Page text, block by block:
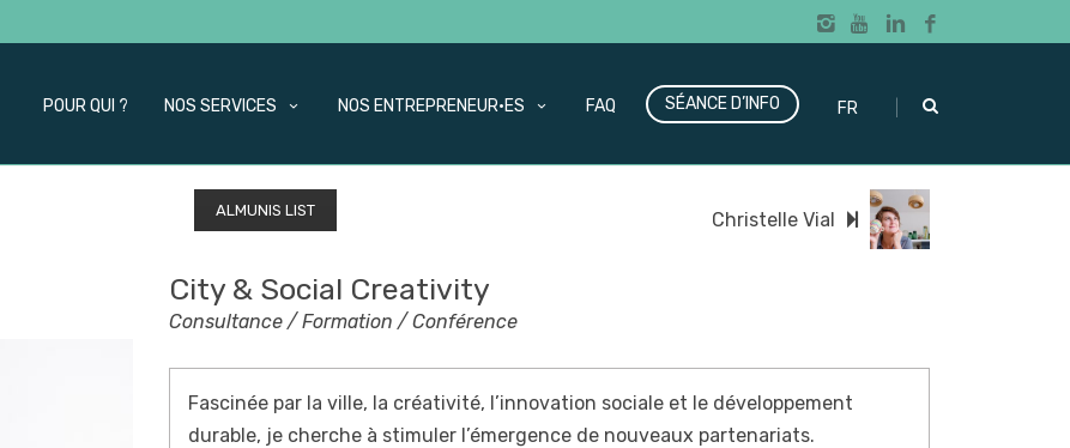
POUR QUI ? NOS SERVICES NOS ENTREPRENEUR·ES FAQ SÉANCE D’INFO FR |
ALMUNIS LIST Christelle Vial
City & Social Creativity
Consultance / Formation / Conférence
Fascinée par la ville, la créativité, l’innovation sociale et le développement
durable, je cherche à stimuler l’émergence de nouveaux partenariats.